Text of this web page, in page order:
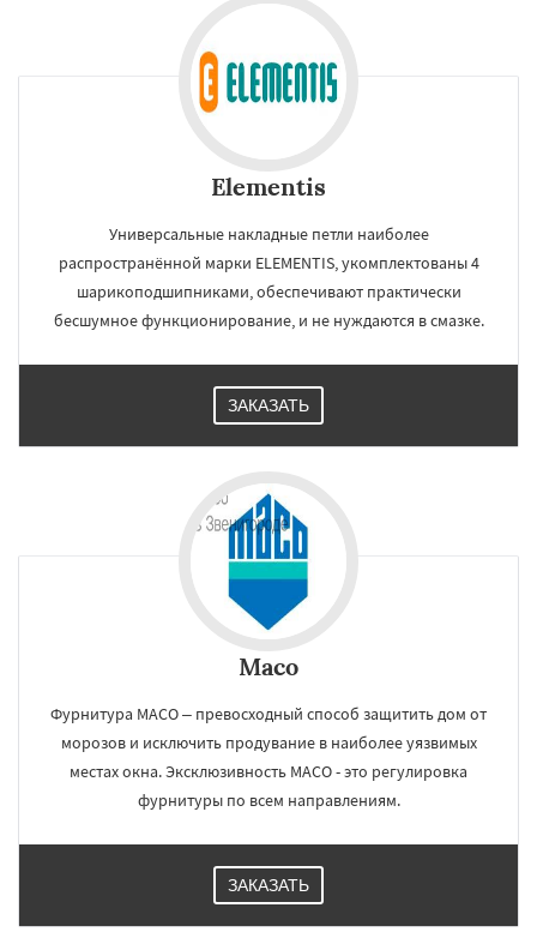
Elementis
Универсальные накладные петли наиболее
распространённой марки ELEMENTIS, укомплектованы 4
шарикоподшипниками, обеспечивают практически
бесшумное функционирование, и не нуждаются в смазке.
ЗАКАЗАТЬ
Maco
Фурнитура МАСО – превосходный способ защитить дом от
морозов и исключить продувание в наиболее уязвимых
местах окна. Эксклюзивность МАСО - это регулировка
фурнитуры по всем направлениям.
ЗАКАЗАТЬ